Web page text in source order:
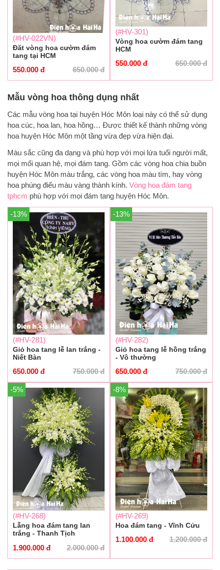
(#HV-022VN)
Đăt vòng hoa cườm đám
tang tại HCM
650.000đ
550.000 đ
(#HV-301)
Vòng hoa cườm đám tang
HCM
650.000đ
550.000 đ
Mẫu vòng hoa thông dụng nhất
Các mẫu vòng hoa tại huyện Hóc Môn loại này có thể sử dụng
hoa cúc, hoa lan, hoa hồng… Được thiết kế thành những vòng
hoa huyện Hóc Môn một tầng vừa đẹp vừa hiện đại.
Màu sắc cũng đa dạng và phù hợp với mọi lứa tuổi người mất,
mọi mối quan hệ, mọi đám tang. Gồm các vòng hoa chia buồn
huyện Hóc Môn màu trắng, các vòng hoa màu tím, hay vòng
hoa phúng điếu màu vàng thành kính. Vòng hoa đám tang
tphcm phù hợp với mọi đám tang huyện Hóc Môn.
-13%
(#HV-281)
Giỏ hoa tang lễ lan trắng -
Niết Bàn
750.000đ
650.000 đ
-13%
(#HV-282)
Giỏ hoa tang lễ hồng trắng
- Vô thường
750.000đ
650.000 đ
-5%
(#HV-268)
Lẵng hoa đám tang lan
trắng - Thanh Tịch
2.000.000đ
1.900.000 đ
-8%
(#HV-269)
Hoa đám tang - Vĩnh Cửu
1.200.000đ
1.100.000 đ